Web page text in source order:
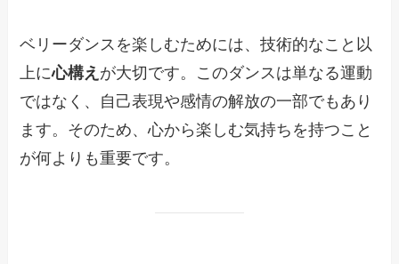
ベリーダンスを楽しむためには、技術的なこと以
上に心構え が大切です。このダンスは単なる運動
ではなく、自己表現や感情の解放の一部でもあり
ます。そのため、心から楽しむ気持ちを持つこと
が何よりも重要です。